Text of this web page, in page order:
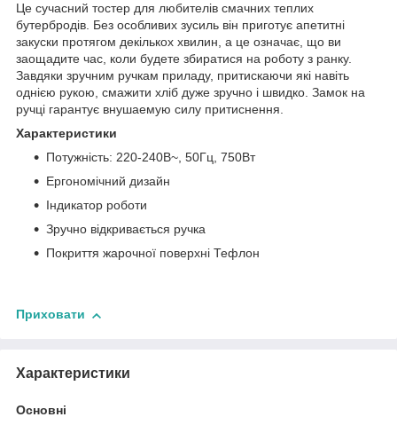
Це сучасний тостер для любителів смачних теплих
бутербродів. Без особливих зусиль він приготує апетитні
закуски протягом декількох хвилин, а це означає, що ви
заощадите час, коли будете збиратися на роботу з ранку.
Завдяки зручним ручкам приладу, притискаючи які навіть
однією рукою, смажити хліб дуже зручно і швидко. Замок на
ручці гарантує внушаемую силу притиснення.
Характеристики
Потужність: 220-240В~, 50Гц, 750Вт
Ергономічний дизайн
Індикатор роботи
Зручно відкривається ручка
Покриття жарочної поверхні Тефлон
Приховати
Характеристики
Основні